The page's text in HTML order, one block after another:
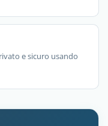
e sicuro usando